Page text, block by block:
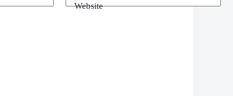
Website